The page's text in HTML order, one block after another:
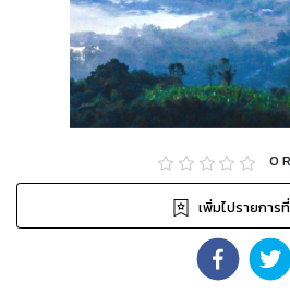
0
เพิ่มไปรายการ